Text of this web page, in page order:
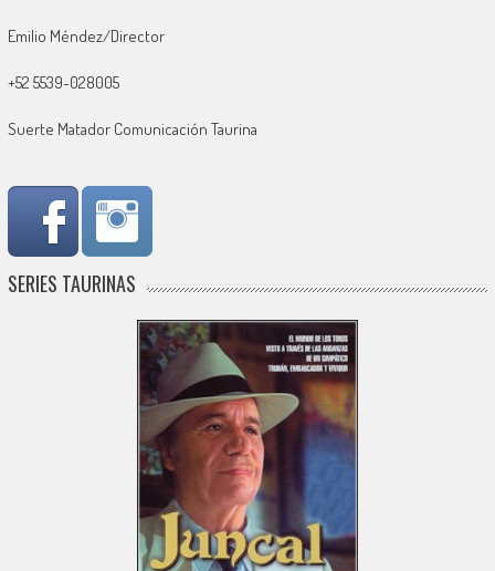
Emilio Méndez/Director
+52 5539-028005
Suerte Matador Comunicación Taurina
SERIES TAURINAS